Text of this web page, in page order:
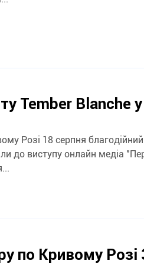
Tember Blanche у
Розі 18 серпня
до виступу онлайн медіа
по Кривому Розі